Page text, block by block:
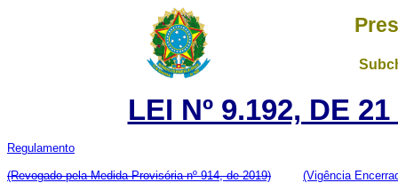
LEI Nº 9.192, DE
Regulamento
(Revogado pela Medida Provisória nº 914, de 2019) (Vigência